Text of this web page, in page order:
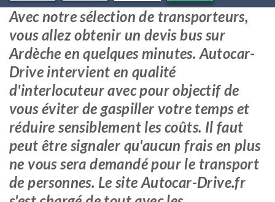
Avec notre sélection de transporteurs,
vous allez obtenir un devis bus sur
Ardèche en quelques minutes. Autocar-
Drive intervient en qualité
d'interlocuteur avec pour objectif de
vous éviter de gaspiller votre temps et
réduire sensiblement les coûts. Il faut
peut être signaler qu'aucun frais en plus
ne vous sera demandé pour le transport
de personnes. Le site Autocar-Drive.fr